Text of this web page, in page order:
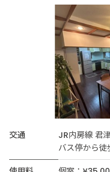
交通
JR内房線 君
バス停から徒